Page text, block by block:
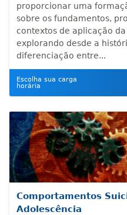
proporcionar uma
sobre os fundamentos,
contextos de aplicação
explorando desde a
diferenciação entre...
Escolha sua carga
horária
Comportamentos
Adolescência